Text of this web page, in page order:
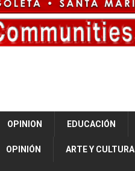
en EE. UU. CIENCIA
OPINION EDUCACIÓN
OPINIÓN ARTE Y CULTURA